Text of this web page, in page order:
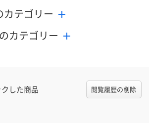
カテゴリー
カテゴリー
した商品 閲覧履歴の削除